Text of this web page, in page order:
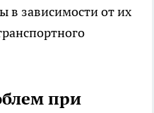
в зависимости от их
при